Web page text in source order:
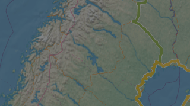
Funktionalität Unklassifizierte
der Website wie die Benutzeranmeldung und die
Website nicht ordnungsgemäß verwendet werden.
Beschreibung
This cookie is associated with the Django web development
for Python. It is designed to help protect a site
against at particular type of software attack on web forms.